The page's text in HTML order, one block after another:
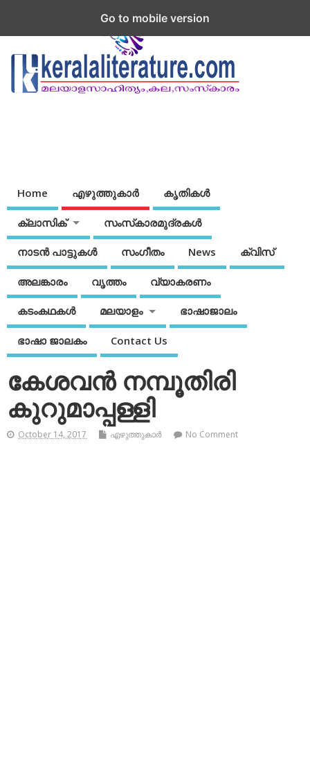
Home എഴുത്തുകാര്‍ കൃതികൾ
ക്ലാസിക് സംസ്‌കാരമുദ്രകള്‍
നാടന്‍ പാട്ടുകള്‍ സംഗീതം News ക്വിസ്
അലങ്കാരം വൃത്തം വ്യാകരണം
കടംകഥകള്‍ മലയാളം ഭാഷാജാലം
ഭാഷാ ജാലകം Contact Us
കേശവന്‍ നമ്പൂതിരി
കുറുമാപ്പള്ളി
October 14, 2017 എഴുത്തുകാര്‍ No Comment
Go to mobile version